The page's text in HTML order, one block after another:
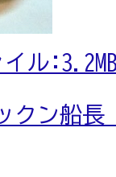
イル
クン船長